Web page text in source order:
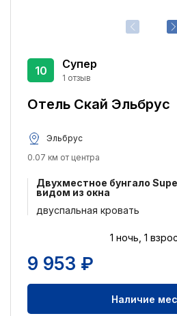
Отель Скай Эльбрус
Супер
1 отзыв
10
Эльбрус
0.07 км от центра
Двухместное бунгало
видом из окна
двуспальная кровать
1 ночь, 1
9 953 ₽
Наличие